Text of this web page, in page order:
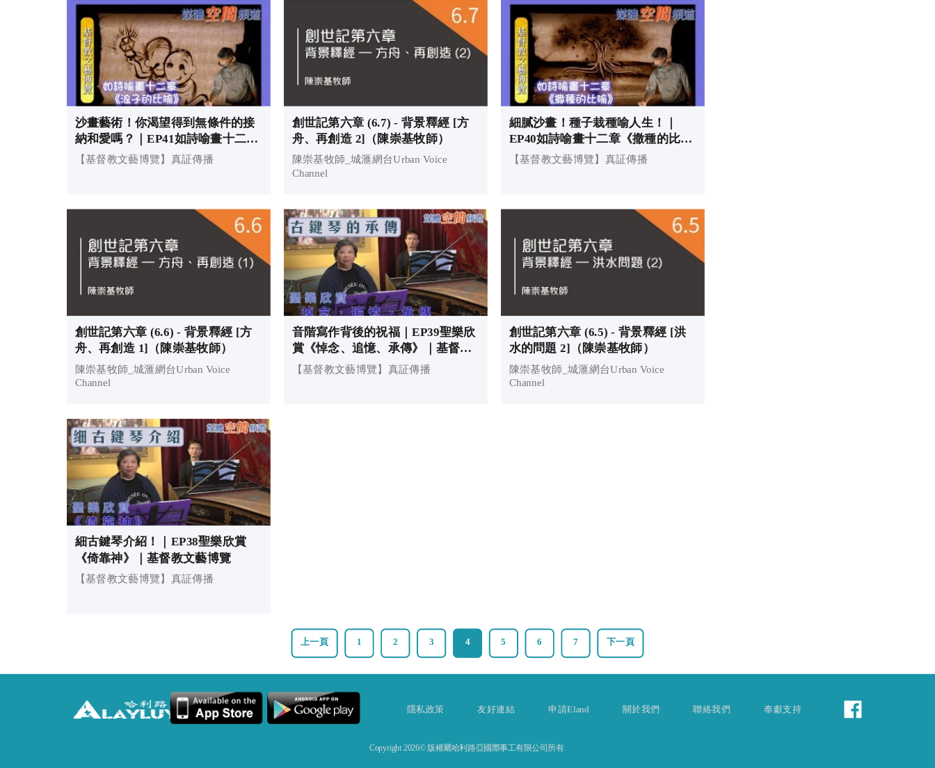
照下彼此參詳學習，求三一上帝帶領。
歷史的終局是主再來，我們正在等待主
來的日子。
沙畫藝術！你渴望得到無條件的接
納和愛嗎？｜EP41如詩喻畫十二章
《浪子的比喻》｜基督教文藝博覽
【基督教文藝博覽】真証傳播
創世記第六章 (6.7) - 背景釋經 [方
舟、再創造 2]（陳崇基牧師）
陳崇基牧師_城滙網台Urban Voice
Channel
細膩沙畫！種子栽種喻人生！｜
EP40如詩喻畫十二章《撒種的比
喻》｜基督教文藝博覽
【基督教文藝博覽】真証傳播
創世記第六章 (6.6) - 背景釋經 [方
舟、再創造 1]（陳崇基牧師）
陳崇基牧師_城滙網台Urban Voice
Channel
音階寫作背後的祝福｜EP39聖樂欣
賞《悼念、追憶、承傳》｜基督教
文藝博覽
【基督教文藝博覽】真証傳播
創世記第六章 (6.5) - 背景釋經 [洪
水的問題 2]（陳崇基牧師）
陳崇基牧師_城滙網台Urban Voice
Channel
細古鍵琴介紹！｜EP38聖樂欣賞
《倚靠神》｜基督教文藝博覽
【基督教文藝博覽】真証傳播
上一頁 1 2 3 4 5 6 7 下一頁
隱私政策 友好連結 申請Eland 關於我們 聯絡我們 奉獻支持
Copyright 2026© 版權屬哈利路亞國際事工有限公司所有.